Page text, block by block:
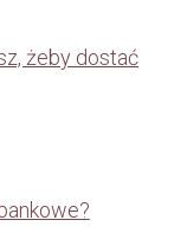
żeby dostać